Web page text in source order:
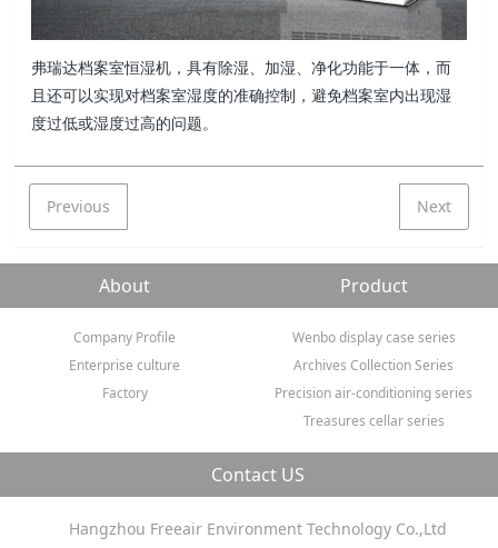
弗瑞达档案室恒湿机，具有除湿、加湿、净化功能于一体，而
且还可以实现对档案室湿度的准确控制，避免档案室内出现湿
度过低或湿度过高的问题。
Previous Next
About
Company Profile
Enterprise culture
Factory
Product
Wenbo display case series
Archives Collection Series
Precision air-conditioning series
Treasures cellar series
Contact US
Hangzhou Freeair Environment Technology Co.,Ltd